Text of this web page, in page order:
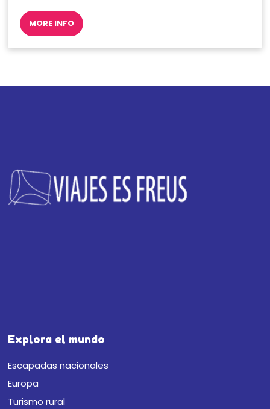
MORE INFO
Explora el mundo
Escapadas nacionales
Europa
Turismo rural